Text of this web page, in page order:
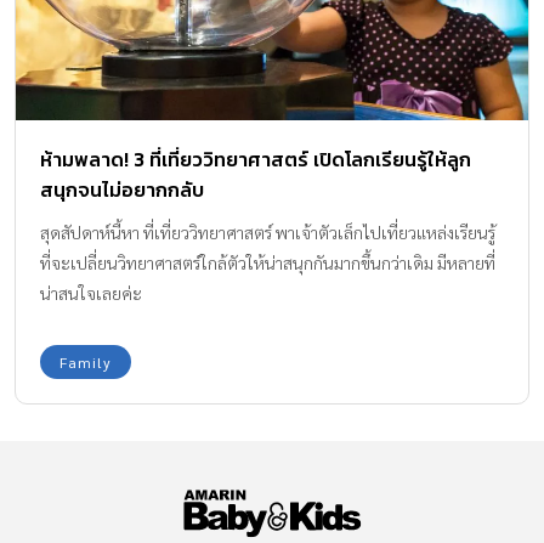
ห้ามพลาด! 3 ที่เที่ยววิทยาศาสตร์ เปิดโลกเรียนรู้ให้ลูก
สนุกจนไม่อยากกลับ
สุดสัปดาห์นี้หา ที่เที่ยววิทยาศาสตร์ พาเจ้าตัวเล็กไปเที่ยวแหล่งเรียนรู้
ที่จะเปลี่ยนวิทยาศาสตร์ใกล้ตัวให้น่าสนุกกันมากขึ้นกว่าเดิม มีหลายที่
น่าสนใจเลยค่ะ
Family